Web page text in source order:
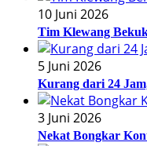
10 Juni 2026
Tim Klewang
5 Juni 2026
Kurang dari 24
3 Juni 2026
Nekat Bongkar